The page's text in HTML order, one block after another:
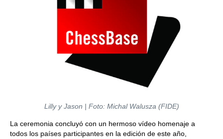
Lilly y Jason | Foto: Michal Walusza (FIDE)
La ceremonia concluyó con un hermoso vídeo homenaje a
todos los países participantes en la edición de este año,